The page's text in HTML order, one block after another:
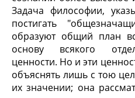
Задача философии,
постигать
образуют общий план
основу всякого
ценности. Но и эти
объяснять лишь с тою
их значении; она